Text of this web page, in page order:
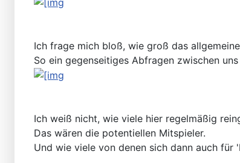
Ich frage mich bloß, wie groß das
So ein gegenseitiges Abfragen zwischen
Ich weiß nicht, wie viele hier regelmäßig
Das wären die potentiellen Mitspieler.
Und wie viele von denen sich dann auch für